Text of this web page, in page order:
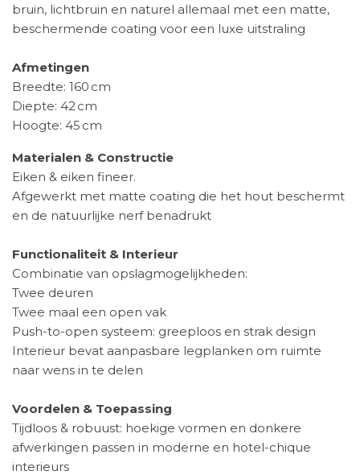
bruin, lichtbruin en naturel allemaal met een matte,
beschermende coating voor een luxe uitstraling
Afmetingen
Breedte: 160 cm
Diepte: 42 cm
Hoogte: 45 cm
Materialen & Constructie
Eiken & eiken fineer.
Afgewerkt met matte coating die het hout beschermt
en de natuurlijke nerf benadrukt
Functionaliteit & Interieur
Combinatie van opslagmogelijkheden:
Twee deuren
Twee maal een open vak
Push-to-open systeem: greeploos en strak design
Interieur bevat aanpasbare legplanken om ruimte
naar wens in te delen
Voordelen & Toepassing
Tijdloos & robuust: hoekige vormen en donkere
afwerkingen passen in moderne en hotel-chique
interieurs